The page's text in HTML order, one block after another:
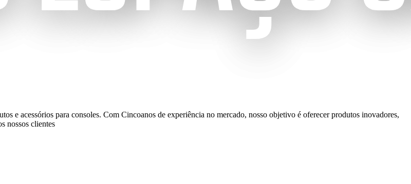
e acessórios para consoles. Com Cincoanos de experiência no mercado, nosso objetivo é oferecer produtos inovadores,
nossos clientes